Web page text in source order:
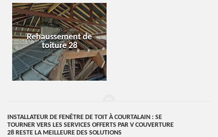
Rehaussement de
toiture 28
INSTALLATEUR DE FENÊTRE DE TOIT À COURTALAIN : SE
TOURNER VERS LES SERVICES OFFERTS PAR V COUVERTURE
28 RESTE LA MEILLEURE DES SOLUTIONS